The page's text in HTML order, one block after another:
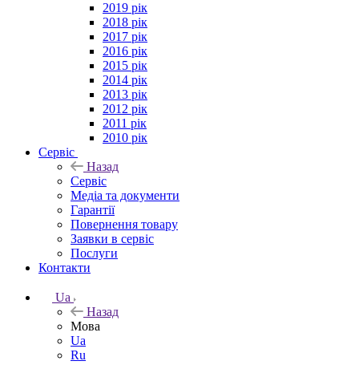
2019 рік
2018 рік
2017 рік
2016 рік
2015 рік
2014 рік
2013 рік
2012 рік
2011 рік
2010 рік
Сервіс
Назад
Сервіс
Медіа та документи
Гарантії
Повернення товару
Заявки в сервіс
Послуги
Контакти
Ua
Назад
Мова
Ua
Ru